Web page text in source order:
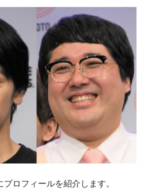
ロフィールを紹介します。